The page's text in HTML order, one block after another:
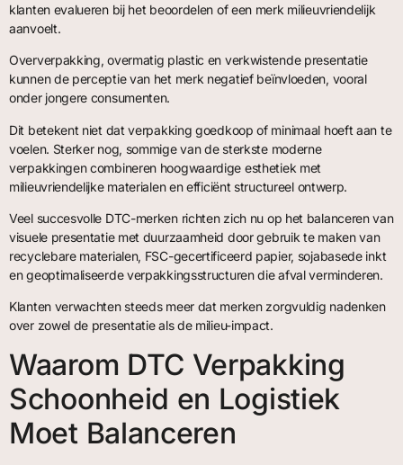
klanten evalueren bij het beoordelen of een merk milieuvriendelijk
aanvoelt.
Oververpakking, overmatig plastic en verkwistende presentatie
kunnen de perceptie van het merk negatief beïnvloeden, vooral
onder jongere consumenten.
Dit betekent niet dat verpakking goedkoop of minimaal hoeft aan te
voelen. Sterker nog, sommige van de sterkste moderne
verpakkingen combineren hoogwaardige esthetiek met
milieuvriendelijke materialen en efficiënt structureel ontwerp.
Veel succesvolle DTC-merken richten zich nu op het balanceren van
visuele presentatie met duurzaamheid door gebruik te maken van
recyclebare materialen, FSC-gecertificeerd papier, sojabasede inkt
en geoptimaliseerde verpakkingsstructuren die afval verminderen.
Klanten verwachten steeds meer dat merken zorgvuldig nadenken
over zowel de presentatie als de milieu-impact.
Waarom DTC Verpakking
Schoonheid en Logistiek
Moet Balanceren